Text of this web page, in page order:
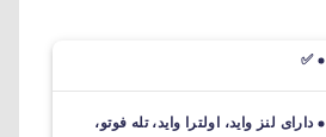
✅
دارای لنز واید، اولترا واید، تله فوتو،